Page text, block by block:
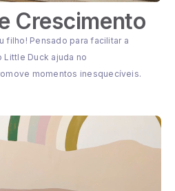
Crescimento
filho! Pensado para facilitar a
Duck ajuda no
momentos inesquecíveis.